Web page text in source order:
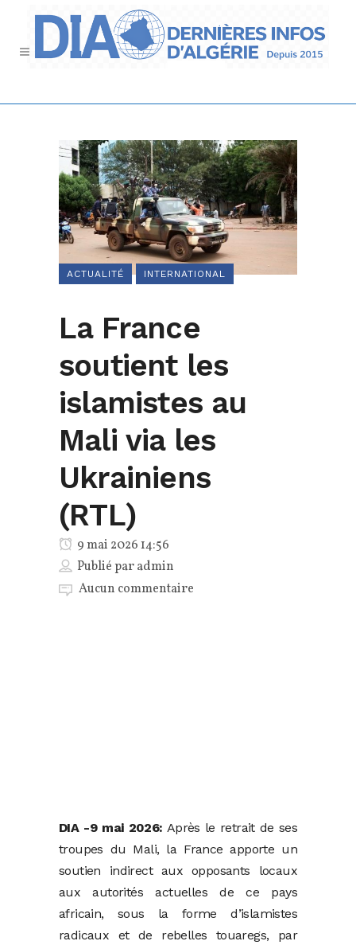
ACTUALITÉ INTERNATIONAL
La France
soutient les
islamistes au
Mali via les
Ukrainiens
(RTL)
9 mai 2026 14:56
Publié paradmin
Aucun commentaire
DIA -9 mai 2026: Après le retrait de ses
troupes du Mali, la France apporte un
soutien indirect aux opposants locaux
aux autorités actuelles de ce pays
africain, sous la forme d’islamistes
radicaux et de rebelles touaregs, par